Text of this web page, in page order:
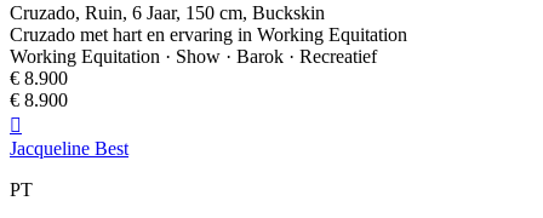
Cruzado, Ruin, 6 Jaar, 150 cm, Buckskin
Cruzado met hart en ervaring in Working Equitation
Working Equitation · Show · Barok · Recreatief
€ 8.900
€ 8.900

Jacqueline Best
PT